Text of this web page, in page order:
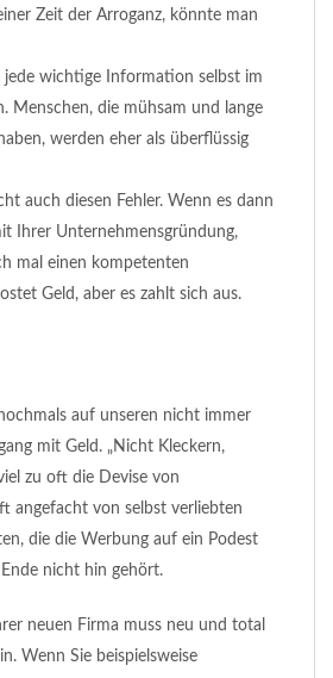
Zeit der Arroganz, könnte man
jede wichtige Information selbst im
Menschen, die mühsam und lange
werden eher als überflüssig
auch diesen Fehler. Wenn es dann
Ihrer Unternehmensgründung,
mal einen kompetenten
Geld, aber es zahlt sich aus.
auf unseren nicht immer
mit Geld. „Nicht Kleckern,
zu oft die Devise von
angefacht von selbst verliebten
die die Werbung auf ein Podest
nicht hin gehört.
neuen Firma muss neu und total
Wenn Sie beispielsweise